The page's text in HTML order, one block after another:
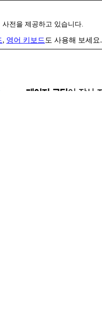
전을 제공하고 있습니다.
, 영어 키보드 도 사용해 보세요.